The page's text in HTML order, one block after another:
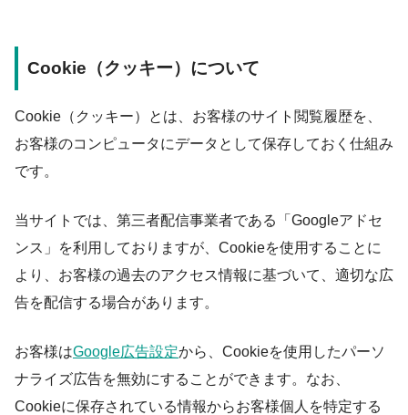
Cookie（クッキー）について
Cookie（クッキー）とは、お客様のサイト閲覧履歴を、
お客様のコンピュータにデータとして保存しておく仕組み
です。
当サイトでは、第三者配信事業者である「Googleアドセ
ンス」を利用しておりますが、Cookieを使用することに
より、お客様の過去のアクセス情報に基づいて、適切な広
告を配信する場合があります。
お客様はGoogle広告設定から、Cookieを使用したパーソ
ナライズ広告を無効にすることができます。なお、
Cookieに保存されている情報からお客様個人を特定する